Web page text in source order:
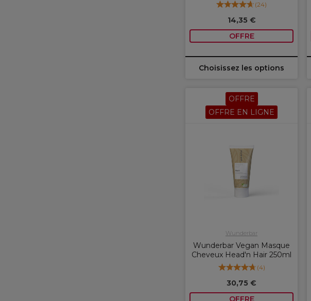
(24)
14,35 €
OFFRE
Choisissez les options
OFFRE
OFFRE EN LIGNE
Wunderbar
Wunderbar Vegan Masque
Cheveux Head'n Hair 250ml
(4)
30,75 €
OFFRE